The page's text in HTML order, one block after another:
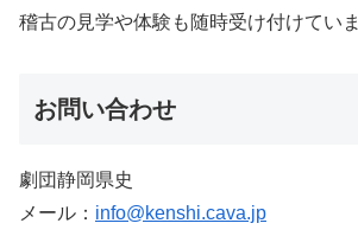
稽古の見学や体験も随時受け付けてい
お問い合わせ
劇団静岡県史
メール： info@kenshi.cava.jp